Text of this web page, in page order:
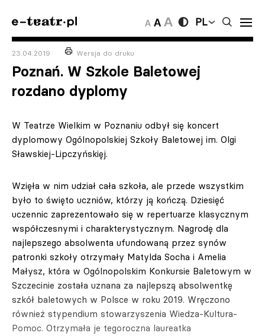
PL
23.04.2019 Wersja do druku
Poznań. W Szkole Baletowej
rozdano dyplomy
W Teatrze Wielkim w Poznaniu odbył się koncert
dyplomowy Ogólnopolskiej Szkoły Baletowej im. Olgi
Sławskiej-Lipczyńskięj.
Wzięła w nim udział cała szkoła, ale przede wszystkim
było to święto uczniów, którzy ją kończą. Dziesięć
uczennic zaprezentowało się w repertuarze klasycznym
współczesnymi i charakterystycznym. Nagrodę dla
najlepszego absolwenta ufundowaną przez synów
patronki szkoły otrzymały Matylda Socha i Amelia
Małysz, która w Ogólnopolskim Konkursie Baletowym w
Szczecinie została uznana za najlepszą absolwentkę
szkół baletowych w Polsce w roku 2019. Wręczono
również stypendium stowarzyszenia Wiedza-Kultura-
Pomoc. Otrzymała je tegoroczna laureatka